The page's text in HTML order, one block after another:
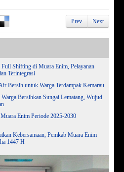
Prev Next
Shifting di Muara Enim, Pelayanan
Terintegrasi
Bersih untuk Warga Terdampak Kemarau
Bersihkan Sungai Lematang, Wujud
Enim Periode 2025-2030
Kebersamaan, Pemkab Muara Enim
1447 H